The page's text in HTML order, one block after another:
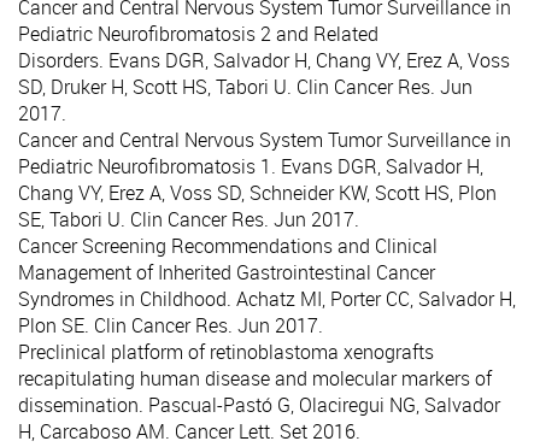
Cancer and Central Nervous System Tumor Surveillance in
Pediatric Neurofibromatosis 2 and Related
Disorders. Evans DGR, Salvador H, Chang VY, Erez A, Voss
SD, Druker H, Scott HS, Tabori U. Clin Cancer Res. Jun
2017.
Cancer and Central Nervous System Tumor Surveillance in
Pediatric Neurofibromatosis 1. Evans DGR, Salvador H,
Chang VY, Erez A, Voss SD, Schneider KW, Scott HS, Plon
SE, Tabori U. Clin Cancer Res. Jun 2017.
Cancer Screening Recommendations and Clinical
Management of Inherited Gastrointestinal Cancer
Syndromes in Childhood. Achatz MI, Porter CC, Salvador H,
Plon SE. Clin Cancer Res. Jun 2017.
Preclinical platform of retinoblastoma xenografts
recapitulating human disease and molecular markers of
dissemination. Pascual-Pastó G, Olaciregui NG, Salvador
H, Carcaboso AM. Cancer Lett. Set 2016.